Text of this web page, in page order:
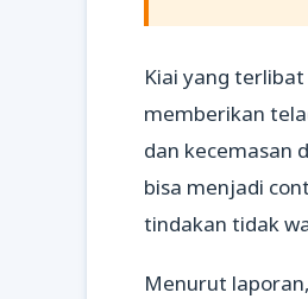
Kiai yang
memberikan
dan kecemasan
bisa menjadi
tindakan tidak
Menurut